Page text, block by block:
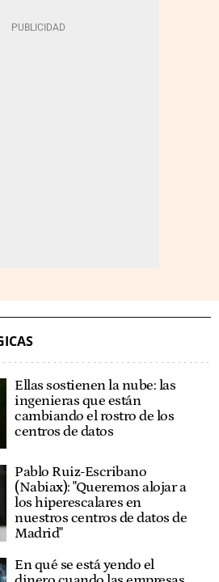
Ellas sostienen la nube: las
ingenieras que están
cambiando el rostro de los
centros de datos
Pablo Ruiz-Escribano
(Nabiax): "Queremos alojar a
los hiperescalares en
nuestros centros de datos de
Madrid"
En qué se está yendo el